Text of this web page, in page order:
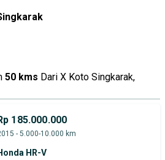
50 kms Dari X Koto Singkarak,
185.000.000
- 5.000-10.000 km
HR-V